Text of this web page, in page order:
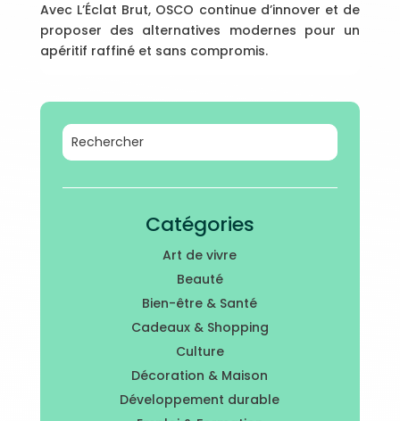
Avec L’Éclat Brut, OSCO continue d’innover et de
proposer des alternatives modernes pour un
apéritif raffiné et sans compromis.
Catégories
Art de vivre
Beauté
Bien-être & Santé
Cadeaux & Shopping
Culture
Décoration & Maison
Développement durable